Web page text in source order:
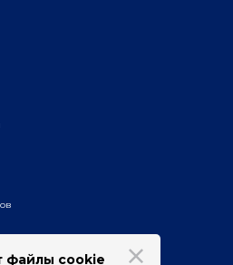
2-й подъезд, 2-й этаж
корп.2, 5-й этаж
2, бизнес-центр «Виктория
файлы cookie